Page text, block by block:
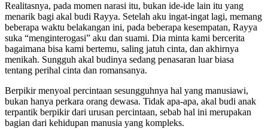
Realitasnya, pada momen narasi itu, bukan ide-ide lain itu yang
menarik bagi akal budi Rayya. Setelah aku ingat-ingat lagi, memang
beberapa waktu belakangan ini, pada beberapa kesempatan, Rayya
suka “menginterogasi” aku dan suami. Dia minta kami bercerita
bagaimana bisa kami bertemu, saling jatuh cinta, dan akhirnya
menikah. Sungguh akal budinya sedang penasaran luar biasa
tentang perihal cinta dan romansanya.
Berpikir menyoal percintaan sesungguhnya hal yang manusiawi,
bukan hanya perkara orang dewasa. Tidak apa-apa, akal budi anak
terpantik berpikir dari urusan percintaan, sebab hal ini merupakan
bagian dari kehidupan manusia yang kompleks.